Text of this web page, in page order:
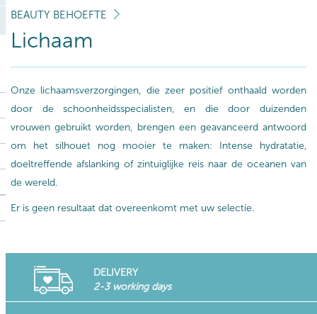
BEAUTY BEHOEFTE
Lichaam
Onze lichaamsverzorgingen, die zeer positief onthaald worden
door de schoonheidsspecialisten, en die door duizenden
vrouwen gebruikt worden, brengen een geavanceerd antwoord
om het silhouet nog mooier te maken: Intense hydratatie,
doeltreffende afslanking of zintuiglijke reis naar de oceanen van
de wereld.
Er is geen resultaat dat overeenkomt met uw selectie.
DELIVERY
2-3 working days